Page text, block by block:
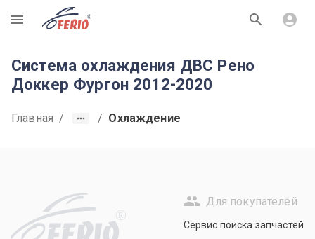
R
Система охлаждения ДВС Рено
Доккер Фургон 2012-2020
Главная / / Охлаждение
R
Для покупателей
Сервис поиска запчастей